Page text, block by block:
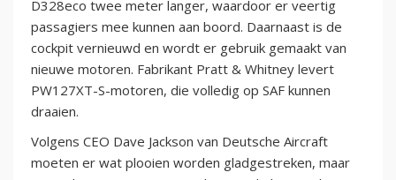
D328eco twee meter langer, waardoor er veertig
passagiers mee kunnen aan boord. Daarnaast is de
cockpit vernieuwd en wordt er gebruik gemaakt van
nieuwe motoren. Fabrikant Pratt & Whitney levert
PW127XT-S-motoren, die volledig op SAF kunnen
draaien.
Volgens CEO Dave Jackson van Deutsche Aircraft
moeten er wat plooien worden gladgestreken, maar